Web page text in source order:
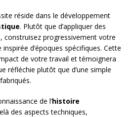
réside dans le développement
. Plutôt que d’appliquer des
construisez progressivement votre
d’époques spécifiques. Cette
de votre travail et témoignera
réfléchie plutôt que d’une simple
de l’histoire
des aspects techniques,